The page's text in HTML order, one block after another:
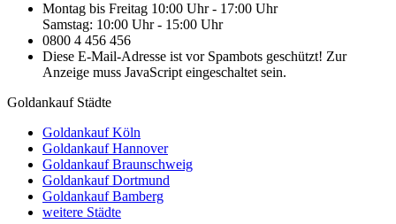
Montag bis Freitag 10:00 Uhr - 17:00 Uhr
Samstag: 10:00 Uhr - 15:00 Uhr
0800 4 456 456
Diese E-Mail-Adresse ist vor Spambots geschützt! Zur
Anzeige muss JavaScript eingeschaltet sein.
Goldankauf Städte
Goldankauf Köln
Goldankauf Hannover
Goldankauf Braunschweig
Goldankauf Dortmund
Goldankauf Bamberg
weitere Städte